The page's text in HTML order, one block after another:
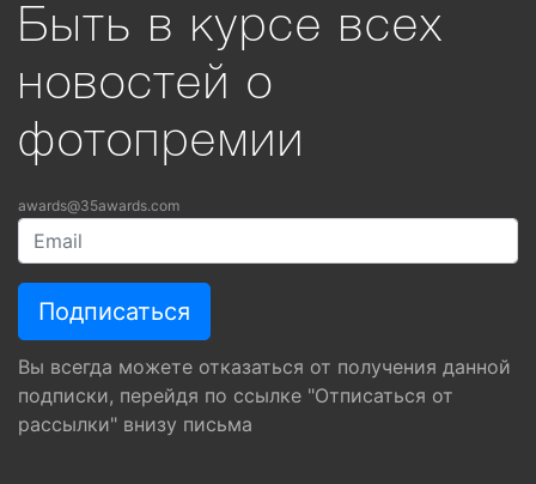
Быть в курсе всех
новостей о
фотопремии
awards@35awards.com
Вы всегда можете отказаться от получения данной
подписки, перейдя по ссылке "Отписаться от
рассылки" внизу письма